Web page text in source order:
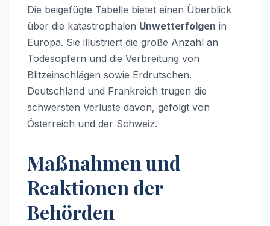
Die beigefügte Tabelle bietet einen Überblick
über die katastrophalen Unwetterfolgen in
Europa. Sie illustriert die große Anzahl an
Todesopfern und die Verbreitung von
Blitzeinschlägen sowie Erdrutschen.
Deutschland und Frankreich trugen die
schwersten Verluste davon, gefolgt von
Österreich und der Schweiz.
Maßnahmen und
Reaktionen der
Behörden